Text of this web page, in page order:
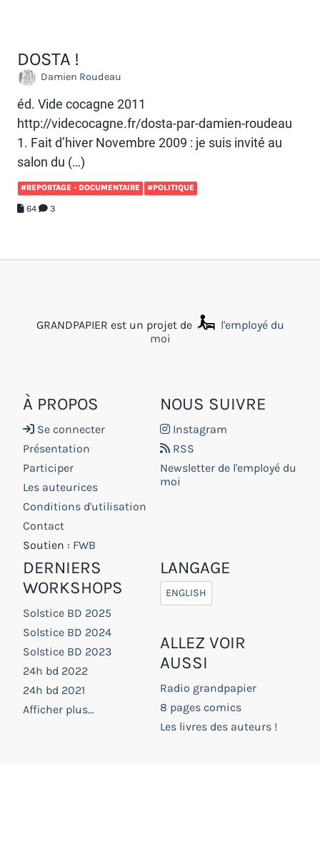
DOSTA !
Damien Roudeau
éd. Vide cocagne 2011
http://videcocagne.fr/dosta-par-damien-roudeau
1. Fait d’hiver Novembre 2009 : je suis invité au
salon du (…)
#REPORTAGE - DOCUMENTAIRE #POLITIQUE
64 3
GRANDPAPIER est un projet de
l'employé du
moi
À PROPOS
Se connecter
Présentation
Participer
Les auteurices
Conditions d'utilisation
Contact
Soutien : FWB
NOUS SUIVRE
Instagram
RSS
Newsletter de l'employé du
moi
DERNIERS
WORKSHOPS
Solstice BD 2025
Solstice BD 2024
Solstice BD 2023
24h bd 2022
24h bd 2021
Afficher plus...
LANGAGE
ENGLISH
ALLEZ VOIR
AUSSI
Radio grandpapier
8 pages comics
Les livres des auteurs !